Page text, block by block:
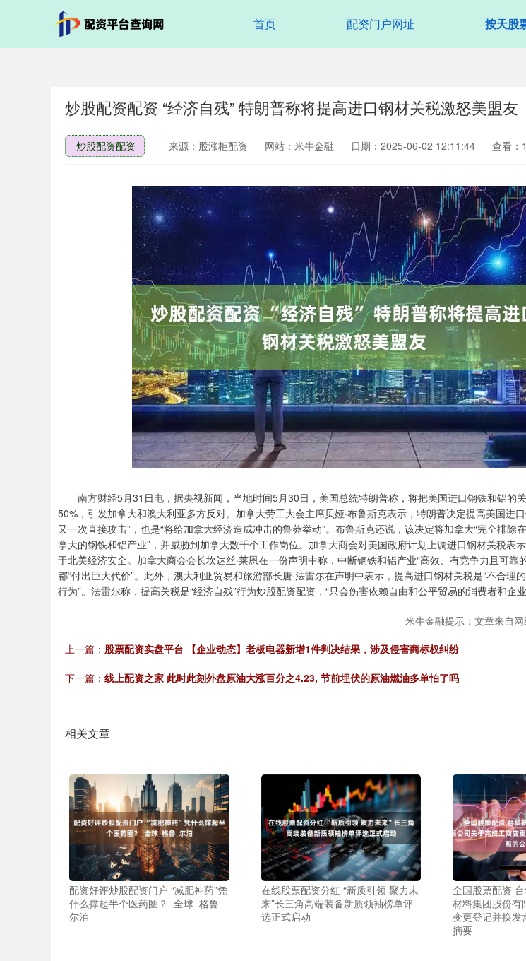
首页 配资门户网址 按天股
炒股配资配资 “经济自残” 特朗普称将提高进口钢材关税激怒美盟友
炒股配资配资 来源：股涨柜配资 网站：米牛金融 日期：2025-06-02 12:11:44 查看：
南方财经5月31日电，据央视新闻，当地时间5月30日，美国总统特朗普称，将把美国进口钢铁和铝的
50%，引发加拿大和澳大利亚多方反对。加拿大劳工大会主席贝娅·布鲁斯克表示，特朗普决定提高美国进
又一次直接攻击”，也是“将给加拿大经济造成冲击的鲁莽举动”。布鲁斯克还说，该决定将加拿大“完全排除
拿大的钢铁和铝产业”，并威胁到加拿大数千个工作岗位。加拿大商会对美国政府计划上调进口钢材关税表
于北美经济安全。加拿大商会会长坎达丝·莱恩在一份声明中称，中断钢铁和铝产业“高效、有竞争力且可靠
都“付出巨大代价”。此外，澳大利亚贸易和旅游部长唐·法雷尔在声明中表示，提高进口钢材关税是“不合理
行为”。法雷尔称，提高关税是“经济自残”行为炒股配资配资，“只会伤害依赖自由和公平贸易的消费者和企业
米牛金融提示：文章来自网
上一篇： 股票配资实盘平台 【企业动态】老板电器新增1件判决结果，涉及侵害商标权纠纷
下一篇： 线上配资之家 此时此刻外盘原油大涨百分之4.23, 节前埋伏的原油燃油多单怕了吗
相关文章
配资好评炒股配资门户 “减肥神药”凭
什么撑起半个医药圈？_全球_格鲁_
尔泊
在线股票配资分红 “新质引领 聚力未
来”长三角高端装备新质领袖榜单评
选正式启动
全国股票配资
材料集团股份有
变更登记并换发
摘要